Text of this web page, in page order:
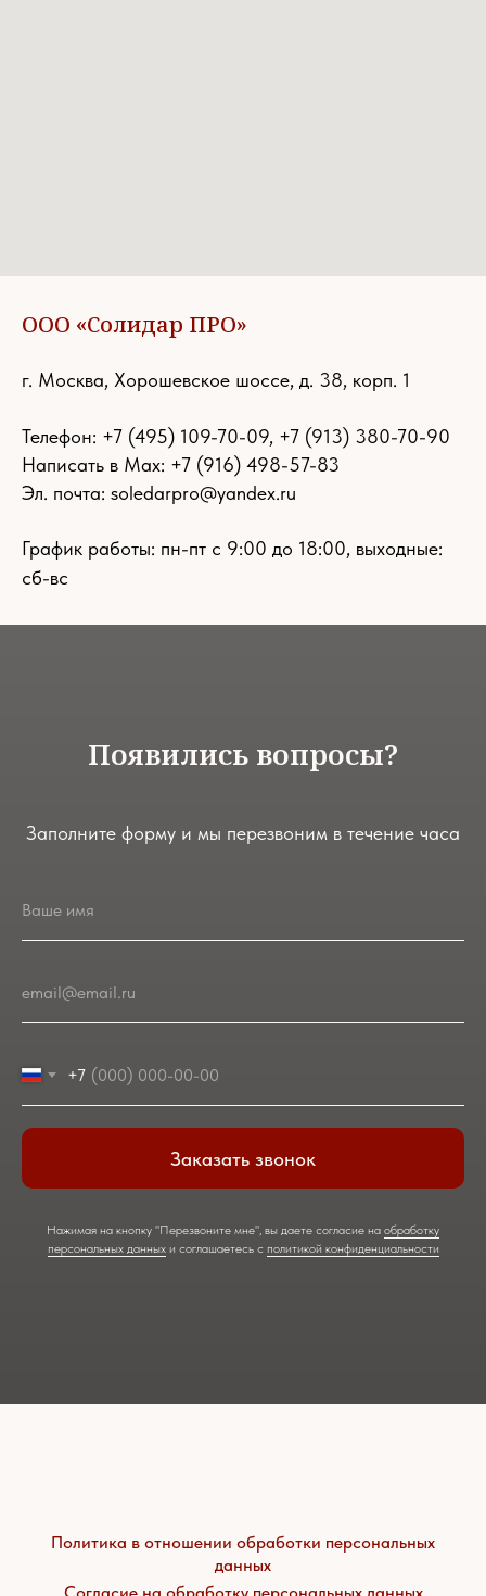
ООО «Солидар ПРО»
г. Москва, Хорошевское шоссе, д. 38, корп. 1
Телефон: +7 (495) 109-70-09, +7 (913) 380-70-90
Написать в Max: +7 (916) 498-57-83
Эл. почта: soledarpro@yandex.ru
График работы: пн-пт с 9:00 до 18:00, выходные:
сб-вс
Появились вопросы?
Заполните форму и мы перезвоним в течение часа
Ваше имя
email@email.ru
+7
Заказать звонок
Нажимая на кнопку "Перезвоните мне", вы даете согласие на обработку
персональных данныхи соглашаетесь c политикой конфиденциальности
Политика в отношении обработки персональных
данных